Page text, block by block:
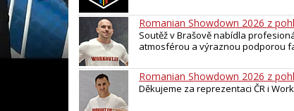
Romanian Showdown 2026 z
Soutěž v Brašově nabídla
atmosférou a výraznou podporou
Romanian Showdown 2026 z
Děkujeme za reprezentaci ČR i